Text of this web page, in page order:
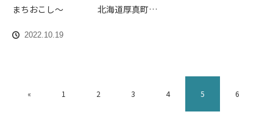
まちおこし〜 北海道厚真町…
2022.10.19
« 1 2 3 4 5 6